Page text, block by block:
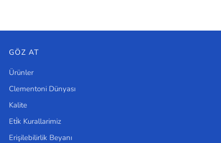
GÖZ AT
Ürünler
Clementoni Dünyası
Kalite
Eti̇k Kurallarimiz
Erişilebilirlik Beyanı